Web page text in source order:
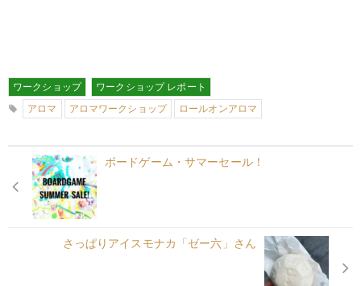
ワークショップ
ワークショップ レポート
アロマ
アロマワークショップ ロールオンアロマ
ボードゲーム・サマーセール！
さっぱりアイスモナカ「ゼー六」さん